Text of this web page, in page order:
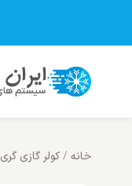
خانه /کولر گازی گری GREE